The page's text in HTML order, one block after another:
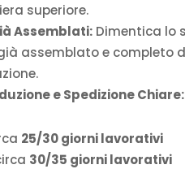
superiore.
Assemblati: Dimentica lo
assemblato e completo
e Spedizione Chiare:
25/30 giorni lavorativi
30/35 giorni lavorativi